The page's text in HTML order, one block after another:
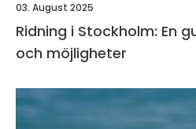
03. August 2025
Ridning i Stockholm: En
och möjligheter